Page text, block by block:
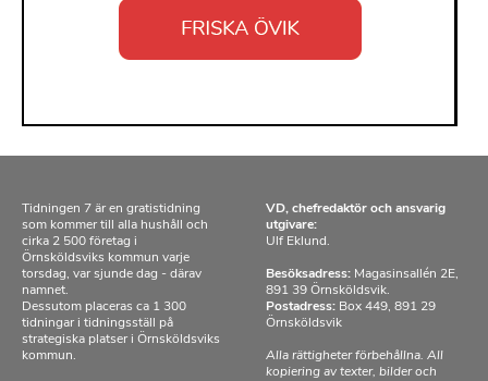
Tidningen 7 är en gratistidning
som kommer till alla hushåll och
cirka 2 500 företag i
Örnsköldsviks kommun varje
torsdag, var sjunde dag - därav
namnet.
Dessutom placeras ca 1 300
tidningar i tidningsställ på
strategiska platser i Örnsköldsviks
kommun.
VD, chefredaktör och ansvarig
utgivare:
Ulf Eklund.
Besöksadress: Magasinsallén 2E,
891 39 Örnsköldsvik.
Postadress: Box 449, 891 29
Örnsköldsvik
Alla rättigheter förbehållna. All
kopiering av texter, bilder och